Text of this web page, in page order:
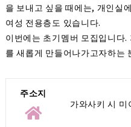
을 보내고 싶을 때에는, 개인실
여성 전용층도 있습니다.
이번에는 초기멤버 모집입니다
를 새롭게 만들어나가고자하는
주소지
가와사키 시 미